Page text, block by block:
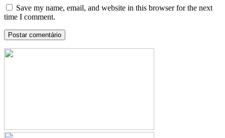
Save my name, email, and website in this browser for the next
time I comment.